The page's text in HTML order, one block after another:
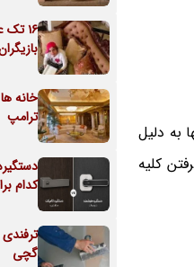
به دلیل
کلیه
16
خانه
ترامپ
کدام
گچی